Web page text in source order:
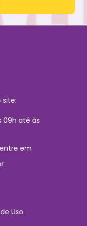
09h até às
em
Uso